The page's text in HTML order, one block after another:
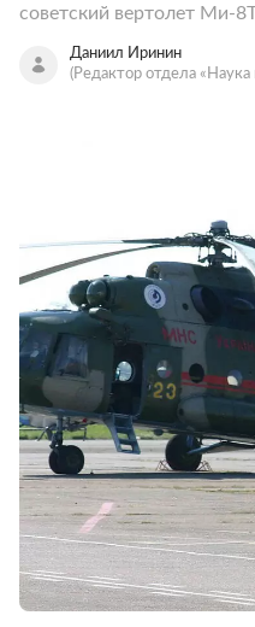
советский вертолет Ми-
Даниил Иринин
(Редактор отдела «Наука